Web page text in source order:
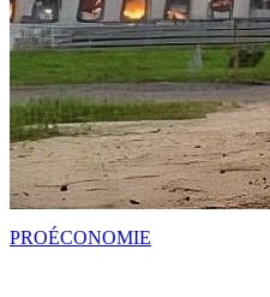
PROÉCONOMIE